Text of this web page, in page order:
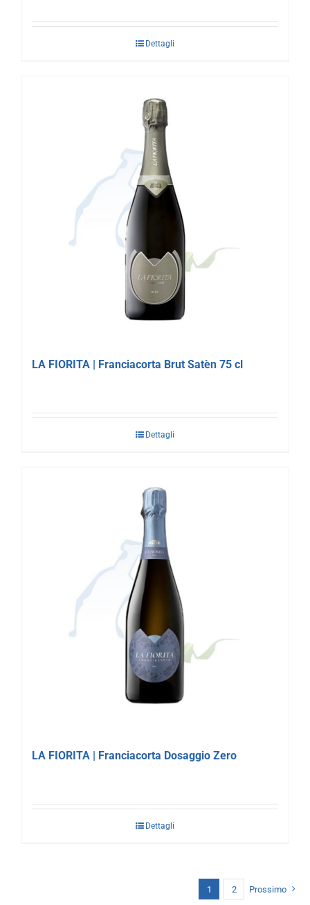
Dettagli
LA FIORITA | Franciacorta Brut Satèn 75 cl
Dettagli
LA FIORITA | Franciacorta Dosaggio Zero
Dettagli
1 2 Prossimo